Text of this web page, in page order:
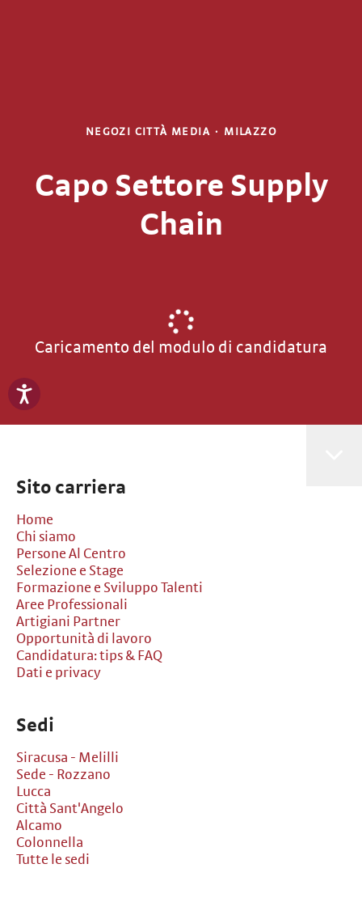
NEGOZI CITTÀ MEDIA · MILAZZO
Capo Settore Supply
Chain
Caricamento del modulo di candidatura
Sito carriera
Home
Chi siamo
Persone Al Centro
Selezione e Stage
Formazione e Sviluppo Talenti
Aree Professionali
Artigiani Partner
Opportunità di lavoro
Candidatura: tips & FAQ
Dati e privacy
Sedi
Siracusa - Melilli
Sede - Rozzano
Lucca
Città Sant'Angelo
Alcamo
Colonnella
Tutte le sedi